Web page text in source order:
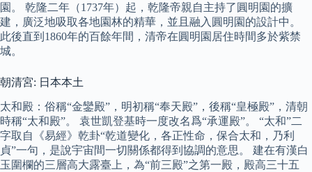
園。 乾隆二年（1737年）起，乾隆帝親自主持了圓明園的擴
建，廣泛地吸取各地園林的精華，並且融入圓明園的設計中。
此後直到1860年的百餘年間，清帝在圓明園居住時間多於紫禁
城。
朝清宮: 日本本土
太和殿：俗稱“金鑾殿”，明初稱“奉天殿”，後稱“皇極殿”，清朝
時稱“太和殿”。 袁世凱登基時一度改名爲“承運殿”。 “太和”二
字取自《易經》乾卦“乾道變化，各正性命，保合太和，乃利
貞”一句，是說宇宙間一切關係都得到協調的意思。 建在有漢白
玉圍欄的三層高大露臺上，為“前三殿”之第一殿，殿高三十五